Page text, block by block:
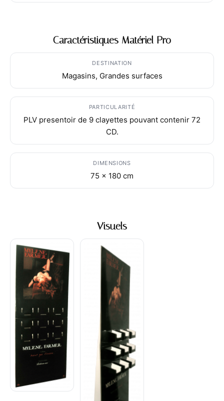
Caractéristiques Matériel Pro
DESTINATION
Magasins, Grandes surfaces
PARTICULARITÉ
PLV presentoir de 9 clayettes pouvant contenir 72
CD.
DIMENSIONS
75 x 180 cm
Visuels